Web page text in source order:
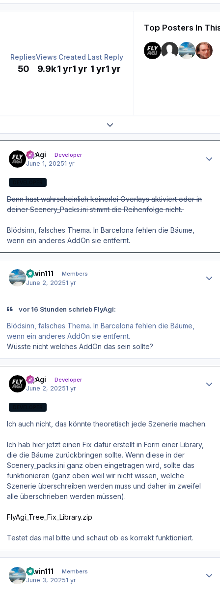
Replies
50
Views
9.9k
Created
1 yr1 yr
Last Reply
1 yr1 yr
Top Posters In
Expand topic overview
FlyAgi Developer
June 1, 20251 yr
Dann hast wahrscheinlich keinerlei Overlays aktiviert oder in
deiner Scenery_Packs.ini stimmt die Reihenfolge nicht.
Blödsinn, falsches Thema. In Barcelona fehlen die Bäume,
wenn ein anderes AddOn sie entfernt.
Erwin111 Members
June 2, 20251 yr
vor 16 Stunden schrieb FlyAgi:
Blödsinn, falsches Thema. In Barcelona fehlen die Bäume,
wenn ein anderes AddOn sie entfernt.
Wüsste nicht welches AddOn das sein sollte?
FlyAgi Developer
June 2, 20251 yr
Ich auch nicht, das könnte theoretisch jede Szenerie machen.
Ich hab hier jetzt einen Fix dafür erstellt in Form einer Library,
die die Bäume zurückbringen sollte. Wenn diese in der
Scenery_packs.ini ganz oben eingetragen wird, sollte das
funktionieren (ganz oben weil wir nicht wissen, welche
Szenerie überschreiben werden muss und daher im zweifel
alle überschrieben werden müssen).
FlyAgi_Tree_Fix_Library.zip
Testet das mal bitte und schaut ob es korrekt funktioniert.
Erwin111 Members
June 3, 20251 yr